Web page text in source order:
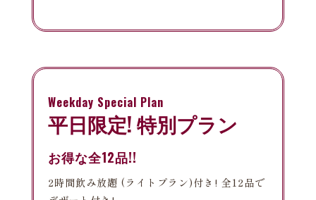
Weekday Special Plan
平日限定! 特別プラン
お得な全12品!!
2時間飲み放題 (ライトプラン)付き! 全12品で